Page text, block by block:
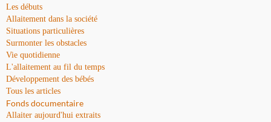
Les débuts
Allaitement dans la société
Situations particulières
Surmonter les obstacles
Vie quotidienne
L'allaitement au fil du temps
Développement des bébés
Tous les articles
Fonds documentaire
Allaiter aujourd'hui extraits